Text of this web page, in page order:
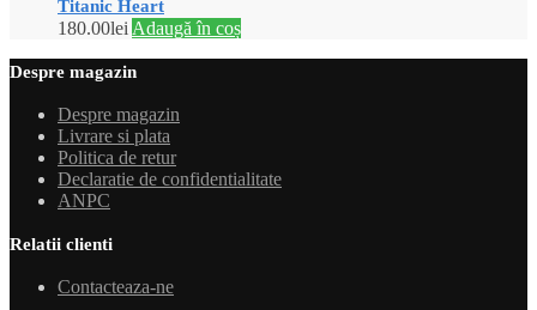
Titanic Heart
180.00lei Adaugă în coș
Despre magazin
Despre magazin
Livrare si plata
Politica de retur
Declaratie de confidentialitate
ANPC
Relatii clienti
Contacteaza-ne